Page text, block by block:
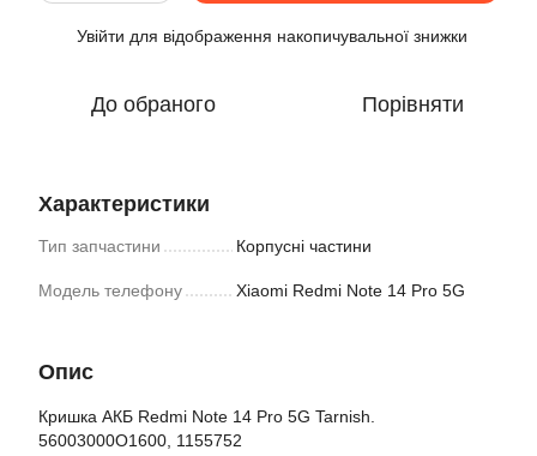
Увійти для відображення накопичувальної знижки
До обраного Порівняти
Характеристики
Тип запчастини Корпусні частини
Модель телефону Xiaomi Redmi Note 14 Pro 5G
Опис
Кришка АКБ Redmi Note 14 Pro 5G Tarnish.
56003000O1600, 1155752